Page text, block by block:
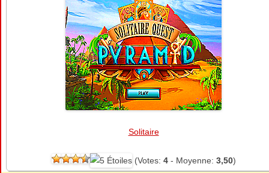
Solitaire
(Votes: 4- Moyenne: 3,50)